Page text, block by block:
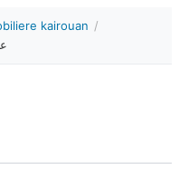
kairouan /